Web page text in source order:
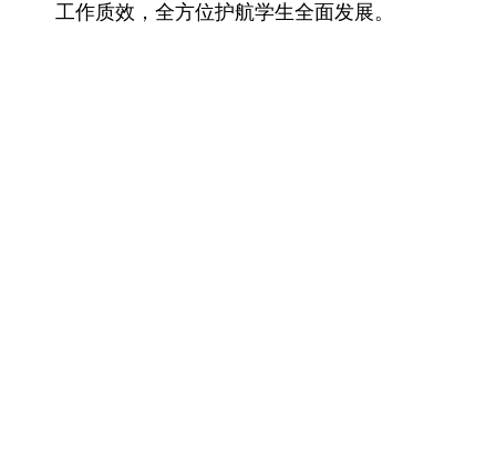
工作质效，全方位护航学生全面发展。